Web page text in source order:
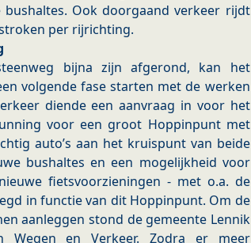
Ook doorgaand verkeer rijdt
per rijrichting.
bijna zijn afgerond, kan het
volgende fase starten met de werken
diende een aanvraag in voor het
voor een groot Hoppinpunt met
auto’s aan het kruispunt van beide
bushaltes en een mogelijkheid voor
fietsvoorzieningen - met o.a. de
in functie van dit Hoppinpunt. Om de
aanleggen stond de gemeente Lennik
en Verkeer. Zodra er meer